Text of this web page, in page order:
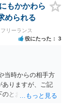
て簡易課税届出書
なかった問題 と
を持つのは契約に
ビスとして委任
もゼロではあり
す。 ②について
ことが多いと聞
いことや直接面談
は現実問題として
が、契約上の委任
税理士側から積
もかかわら
められる
リーランス
役にたった 3
当時からの相手方
ありますが、ご記
のとおりです。 ①